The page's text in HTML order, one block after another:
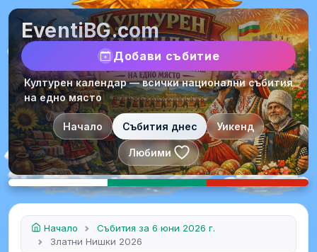
EventiBG.com
Добави събитие
Културен календар — всички национални събития
на едно място
Начало Събития днес Уикенд
Любими
Начало
Събития за 6 юни 2026 г.
Златни Нишки 2026